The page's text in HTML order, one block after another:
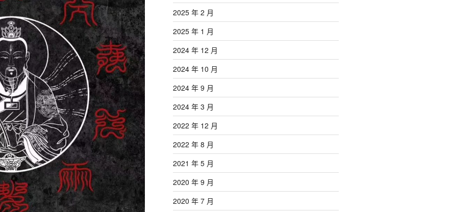
2025 年 2 月
2025 年 1 月
2024 年 12 月
2024 年 10 月
2024 年 9 月
2024 年 3 月
2022 年 12 月
2022 年 8 月
2021 年 5 月
2020 年 9 月
2020 年 7 月